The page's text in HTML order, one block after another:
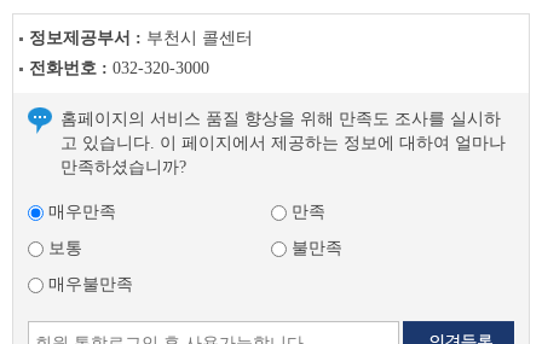
정보제공부서 : 부천시 콜센터
전화번호 : 032-320-3000
홈페이지의 서비스 품질 향상을 위해 만족도 조사를 실시하
고 있습니다. 이 페이지에서 제공하는 정보에 대하여 얼마나
만족하셨습니까?
매우만족
만족
보통
불만족
매우불만족